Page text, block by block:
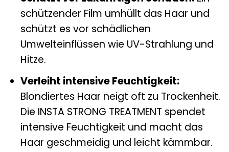
schützender Film umhüllt das Haar und
schützt es vor schädlichen
Umwelteinflüssen wie UV-Strahlung und
Hitze.
Verleiht intensive Feuchtigkeit:
Blondiertes Haar neigt oft zu Trockenheit.
Die INSTA STRONG TREATMENT spendet
intensive Feuchtigkeit und macht das
Haar geschmeidig und leicht kämmbar.